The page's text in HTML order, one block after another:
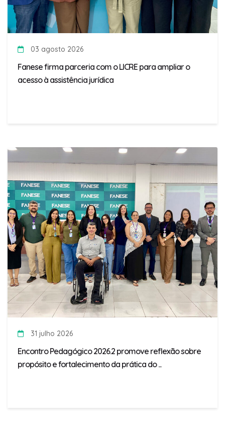
03 agosto 2026
Fanese firma parceria com o LICRE para ampliar o
acesso à assistência jurídica
31 julho 2026
Encontro Pedagógico 2026.2 promove reflexão sobre
propósito e fortalecimento da prática do ...